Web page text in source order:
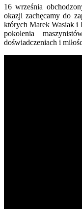
16 września
okazji zachęcamy do
których Marek Wasiak i
pokolenia
doświadczeniach i